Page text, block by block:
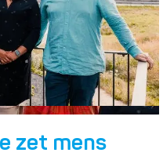
zet mens